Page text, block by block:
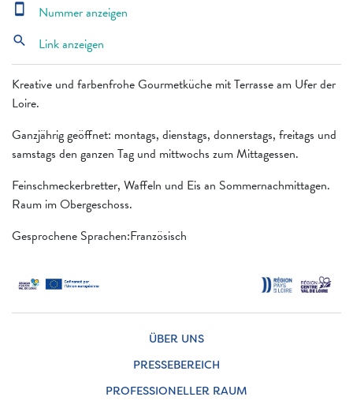
Kreative und farbenfrohe Gourmetküche mit Terrasse am Ufer der
Loire.
Ganzjährig geöffnet: montags, dienstags, donnerstags, freitags und
samstags den ganzen Tag und mittwochs zum Mittagessen.
Feinschmeckerbretter, Waffeln und Eis an Sommernachmittagen.
Raum im Obergeschoss.
Gesprochene Sprachen:Französisch
smartphone Nummer anzeigen
search Link anzeigen
ÜBER UNS
PRESSEBEREICH
PROFESSIONELLER RAUM